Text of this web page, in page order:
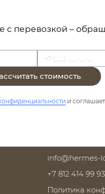
с перевозкой –
стоимость
и
info@hermes-
+7 812 414 99 93
Политика